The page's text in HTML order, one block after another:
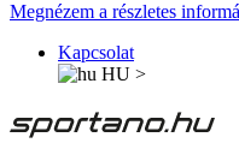
Megnézem a részletes
Kapcsolat
HU >